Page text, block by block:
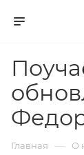
Главная — О